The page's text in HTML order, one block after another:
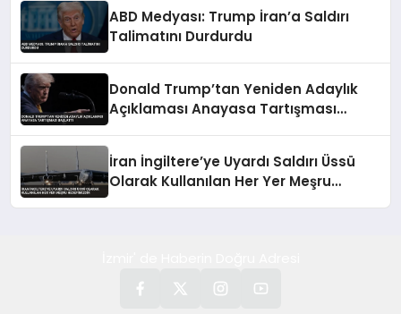
ABD Medyası: Trump İran’a Saldırı
Talimatını Durdurdu
Donald Trump’tan Yeniden Adaylık
Açıklaması Anayasa Tartışması
İran İngiltere’ye Uyardı Saldırı Üssü
Olarak Kullanılan Her Yer Meşru